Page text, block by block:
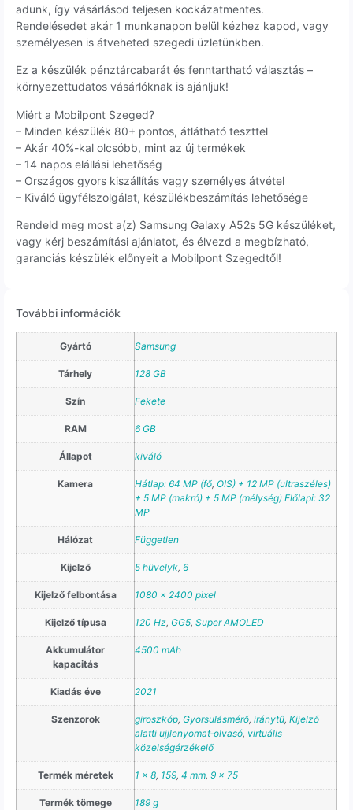
adunk, így vásárlásod teljesen kockázatmentes.
Rendelésedet akár 1 munkanapon belül kézhez kapod, vagy
személyesen is átveheted szegedi üzletünkben.
Ez a készülék pénztárcabarát és fenntartható választás –
környezettudatos vásárlóknak is ajánljuk!
Miért a Mobilpont Szeged?
– Minden készülék 80+ pontos, átlátható teszttel
– Akár 40%-kal olcsóbb, mint az új termékek
– 14 napos elállási lehetőség
– Országos gyors kiszállítás vagy személyes átvétel
– Kiváló ügyfélszolgálat, készülékbeszámítás lehetősége
Rendeld meg most a(z) Samsung Galaxy A52s 5G készüléket,
vagy kérj beszámítási ajánlatot, és élvezd a megbízható,
garanciás készülék előnyeit a Mobilpont Szegedtől!
További információk
Gyártó Samsung
Tárhely 128 GB
Szín Fekete
RAM 6 GB
Állapot kiváló
Kamera Hátlap: 64 MP (fő, OIS) + 12 MP (ultraszéles)
+ 5 MP (makró) + 5 MP (mélység) Előlapi: 32
MP
Hálózat Független
Kijelző 5 hüvelyk, 6
Kijelző felbontása 1080 × 2400 pixel
Kijelző típusa 120 Hz, GG5, Super AMOLED
Akkumulátor
kapacitás
4500 mAh
Kiadás éve 2021
Szenzorok giroszkóp, Gyorsulásmérő, iránytű, Kijelző
alatti ujjlenyomat‑olvasó, virtuális
közelségérzékelő
Termék méretek 1 × 8, 159, 4 mm, 9 × 75
Termék tömege 189 g